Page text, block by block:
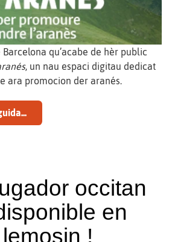
qu’acabe de hèr public
, un nau espaci digitau dedicat
ara promocion der aranés.
occitan
en
!